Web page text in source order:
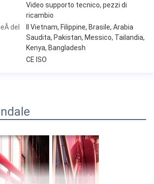
Video supporto tecnico, pezzi di
ricambio
del
Il Vietnam, Filippine, Brasile, Arabia
Saudita, Pakistan, Messico, Tailandia,
Kenya, Bangladesh
CE ISO